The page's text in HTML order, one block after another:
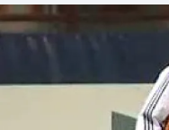
Atletika
Cyklistika